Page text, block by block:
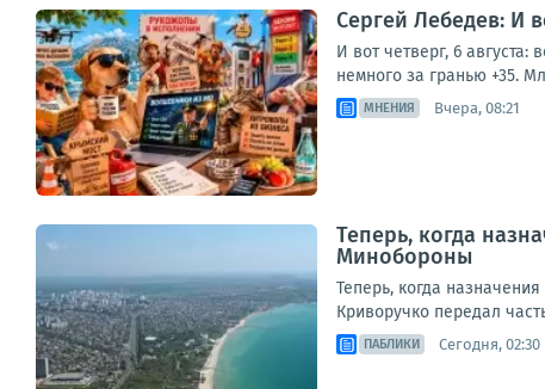
Сергей Лебедев: И
И вот четверг, 6
немного за гранью +35.
МНЕНИЯ Вчера, 08:21
Теперь, когда
Минобороны
Теперь, когда
Криворучко передал
ПАБЛИКИ Сегодня, 02:30